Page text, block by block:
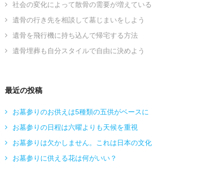
社会の変化によって散骨の需要が増えている
遺骨の行き先を相談して墓じまいをしよう
遺骨を飛行機に持ち込んで帰宅する方法
遺骨埋葬も自分スタイルで自由に決めよう
最近の投稿
お墓参りのお供えは5種類の五供がベースに
お墓参りの日程は六曜よりも天候を重視
お墓参りは欠かしません。これは日本の文化
お墓参りに供える花は何がいい？